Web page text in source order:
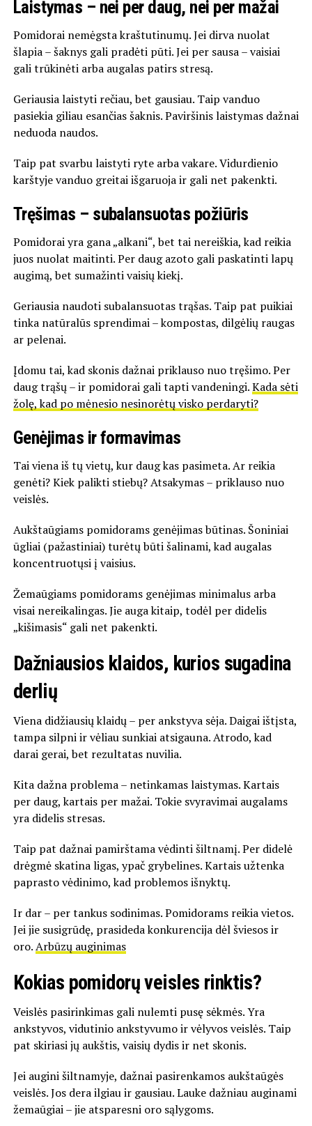
Laistymas – nei per daug, nei per mažai
Pomidorai nemėgsta kraštutinumų. Jei dirva nuolat
šlapia – šaknys gali pradėti pūti. Jei per sausa – vaisiai
gali trūkinėti arba augalas patirs stresą.
Geriausia laistyti rečiau, bet gausiau. Taip vanduo
pasiekia giliau esančias šaknis. Paviršinis laistymas dažnai
neduoda naudos.
Taip pat svarbu laistyti ryte arba vakare. Vidurdienio
karštyje vanduo greitai išgaruoja ir gali net pakenkti.
Tręšimas – subalansuotas požiūris
Pomidorai yra gana „alkani“, bet tai nereiškia, kad reikia
juos nuolat maitinti. Per daug azoto gali paskatinti lapų
augimą, bet sumažinti vaisių kiekį.
Geriausia naudoti subalansuotas trąšas. Taip pat puikiai
tinka natūralūs sprendimai – kompostas, dilgėlių raugas
ar pelenai.
Įdomu tai, kad skonis dažnai priklauso nuo tręšimo. Per
daug trąšų – ir pomidorai gali tapti vandeningi.Kada sėti
žolę, kad po mėnesio nesinorėtų visko perdaryti?
Genėjimas ir formavimas
Tai viena iš tų vietų, kur daug kas pasimeta. Ar reikia
genėti? Kiek palikti stiebų? Atsakymas – priklauso nuo
veislės.
Aukštaūgiams pomidorams genėjimas būtinas. Šoniniai
ūgliai (pažastiniai) turėtų būti šalinami, kad augalas
koncentruotųsi į vaisius.
Žemaūgiams pomidorams genėjimas minimalus arba
visai nereikalingas. Jie auga kitaip, todėl per didelis
„kišimasis“ gali net pakenkti.
Dažniausios klaidos, kurios sugadina
derlių
Viena didžiausių klaidų – per ankstyva sėja. Daigai ištįsta,
tampa silpni ir vėliau sunkiai atsigauna. Atrodo, kad
darai gerai, bet rezultatas nuvilia.
Kita dažna problema – netinkamas laistymas. Kartais
per daug, kartais per mažai. Tokie svyravimai augalams
yra didelis stresas.
Taip pat dažnai pamirštama vėdinti šiltnamį. Per didelė
drėgmė skatina ligas, ypač grybelines. Kartais užtenka
paprasto vėdinimo, kad problemos išnyktų.
Ir dar – per tankus sodinimas. Pomidorams reikia vietos.
Jei jie susigrūdę, prasideda konkurencija dėl šviesos ir
oro.Arbūzų auginimas
Kokias pomidorų veisles rinktis?
Veislės pasirinkimas gali nulemti pusę sėkmės. Yra
ankstyvos, vidutinio ankstyvumo ir vėlyvos veislės. Taip
pat skiriasi jų aukštis, vaisių dydis ir net skonis.
Jei augini šiltnamyje, dažnai pasirenkamos aukštaūgės
veislės. Jos dera ilgiau ir gausiau. Lauke dažniau auginami
žemaūgiai – jie atsparesni oro sąlygoms.